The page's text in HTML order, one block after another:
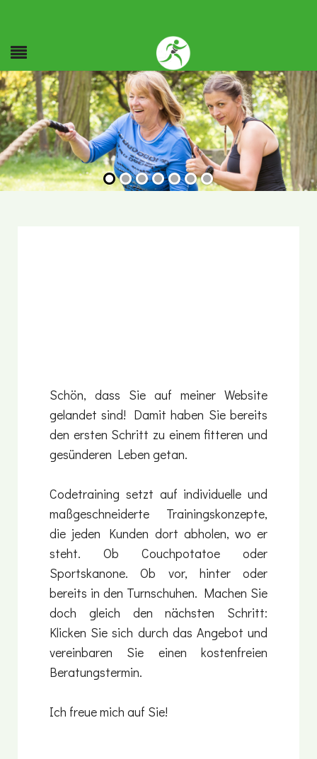
Schön, dass Sie auf meiner Website
gelandet sind! Damit haben Sie bereits
den ersten Schritt zu einem fitteren und
gesünderen Leben getan.
Codetraining setzt auf individuelle und
maßgeschneiderte Trainingskonzepte,
die jeden Kunden dort abholen, wo er
steht. Ob Couchpotatoe oder
Sportskanone. Ob vor, hinter oder
bereits in den Turnschuhen. Machen Sie
doch gleich den nächsten Schritt:
Klicken Sie sich durch das Angebot und
vereinbaren Sie einen kostenfreien
Beratungstermin.
Ich freue mich auf Sie!